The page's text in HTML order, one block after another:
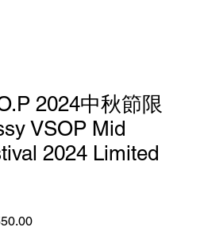
2024中秋節限
VSOP Mid
2024 Limited
促